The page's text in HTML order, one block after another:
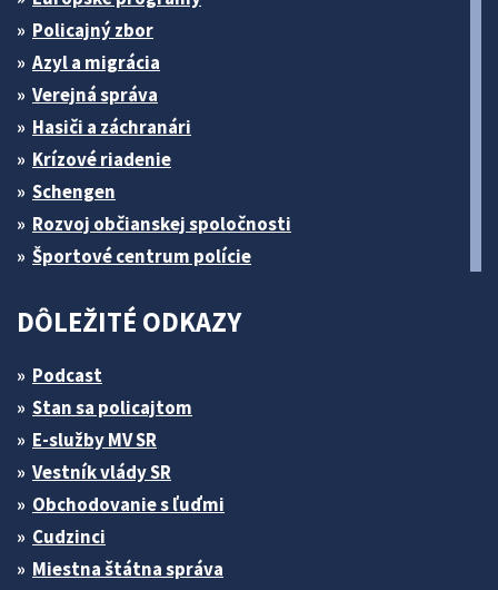
Policajný zbor
Azyl a migrácia
Verejná správa
Hasiči a záchranári
Krízové riadenie
Schengen
Rozvoj občianskej spoločnosti
Športové centrum polície
DÔLEŽITÉ ODKAZY
Podcast
Stan sa policajtom
E-služby MV SR
Vestník vlády SR
Obchodovanie s ľuďmi
Cudzinci
Miestna štátna správa